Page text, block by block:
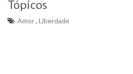
Tópicos
Amor, Liberdade